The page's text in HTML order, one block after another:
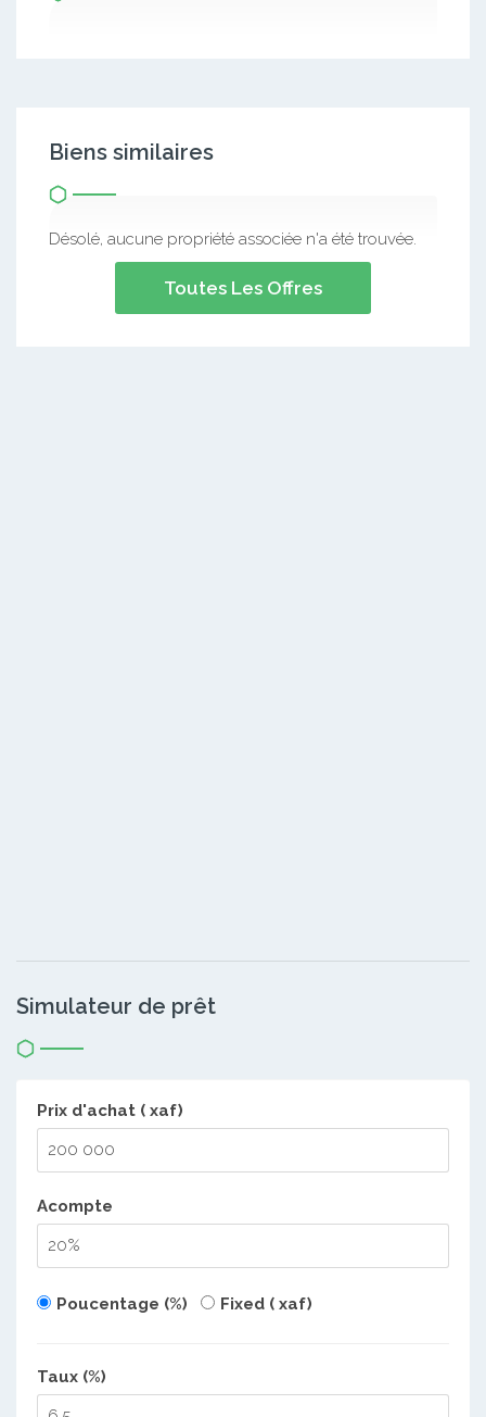
Biens similaires
Désolé, aucune propriété associée n'a été trouvée.
Toutes Les Offres
Simulateur de prêt
Prix d'achat ( xaf)
Acompte
Poucentage (%) Fixed ( xaf)
Taux (%)